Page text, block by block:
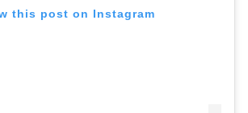
韓国ブランド「thisisneverthat」
this post on Instagram